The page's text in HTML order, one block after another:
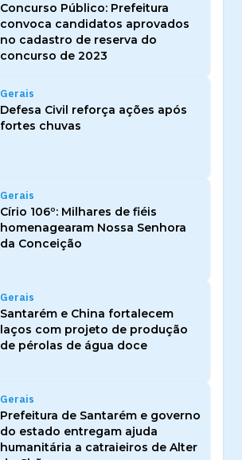
Concurso Público: Prefeitura
convoca candidatos aprovados
no cadastro de reserva do
concurso de 2023
Gerais
Defesa Civil reforça ações após
fortes chuvas
Gerais
Círio 106º: Milhares de fiéis
homenagearam Nossa Senhora
da Conceição
Gerais
Santarém e China fortalecem
laços com projeto de produção
de pérolas de água doce
Gerais
Prefeitura de Santarém e governo
do estado entregam ajuda
humanitária a catraieiros de Alter